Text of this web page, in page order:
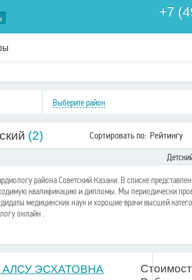
+7
Выберите район
(2) Сортировать по: Рейтингу
района Советский Казани. В списке
квалификацию и дипломы. Мы периодически
медицинских наук и хорошие врачи высшей
онлайн .
ЭСХАТОВНА